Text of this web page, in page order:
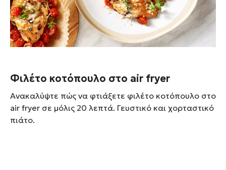
Φιλέτο κοτόπουλο στο air fryer
Ανακαλύψτε πώς να φτιάξετε φιλέτο κοτόπουλο στο
air fryer σε μόλις 20 λεπτά. Γευστικό και χορταστικό
πιάτο.